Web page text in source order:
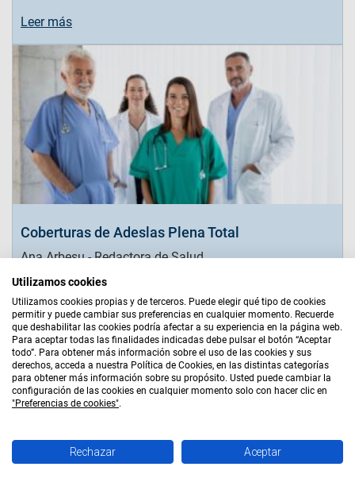
LLAMA AHORA
Leer más
Coberturas de Adeslas Plena Total
Ana Arbesu - Redactora de Salud
Leer más
AGENTE EXCLUSIVO
Aviso Legal | Bases Legales | Política de Cookies |
Política de Privacidad | Quiénes Somos | Mapa Web
Utilizamos cookies
Utilizamos cookies propias y de terceros. Puede elegir qué tipo de cookies
permitir y puede cambiar sus preferencias en cualquier momento. Recuerde
que deshabilitar las cookies podría afectar a su experiencia en la página web.
Para aceptar todas las finalidades indicadas debe pulsar el botón “Aceptar
todo”. Para obtener más información sobre el uso de las cookies y sus
derechos, acceda a nuestra Política de Cookies, en las distintas categorías
para obtener más información sobre su propósito. Usted puede cambiar la
configuración de las cookies en cualquier momento solo con hacer clic en
"Preferencias de cookies".
Rechazar Aceptar